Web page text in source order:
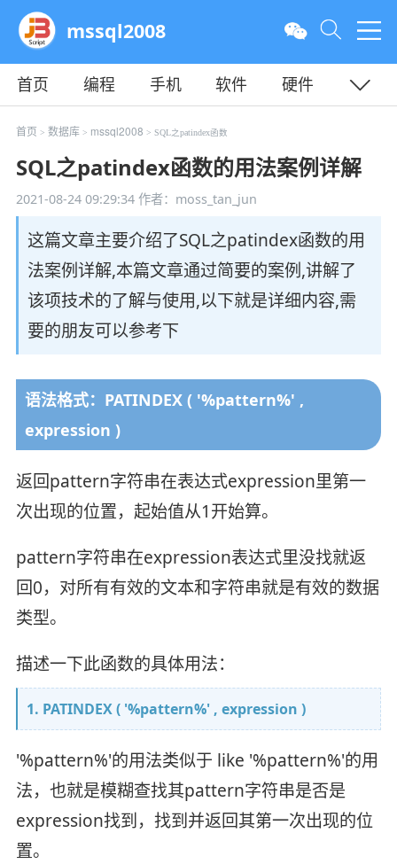
mssql2008
首页 编程 手机 软件
硬件
教程
平面 服务器
首页 > 数据库> mssql2008 > SQL之patindex函数
SQL之patindex函数的用法案例详解
2021-08-24 09:29:34作者：moss_tan_jun
这篇文章主要介绍了SQL之patindex函数的用
法案例详解,本篇文章通过简要的案例,讲解了
该项技术的了解与使用,以下就是详细内容,需
要的朋友可以参考下
语法格式：PATINDEX ( '%pattern%' ,
expression )
返回pattern字符串在表达式expression里第一
次出现的位置，起始值从1开始算。
pattern字符串在expression表达式里没找就返
回0，对所有有效的文本和字符串就是有效的数据
类型。
描述一下此函数的具体用法：
1. PATINDEX ( '%pattern%' , expression )
'%pattern%'的用法类似于 like '%pattern%'的用
法，也就是模糊查找其pattern字符串是否是
expression找到，找到并返回其第一次出现的位
置。